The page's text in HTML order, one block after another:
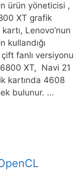
ürün yöneticisi ,
XT grafik
kartı, Lenovo’nun
kullandığı
fanlı versiyonu
6800 XT, Navi 21
kartında 4608
bulunur. …